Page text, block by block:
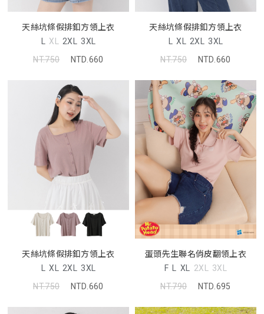
天絲坑條假排釦方領上衣
L XL 2XL 3XL
NT.750
NTD.660
天絲坑條假排釦方領上衣
L XL 2XL 3XL
NT.750
NTD.660
天絲坑條假排釦方領上衣
L XL 2XL 3XL
NT.750
NTD.660
蛋頭先生聯名俏皮翻領上衣
F L XL 2XL 3XL
NT.790
NTD.695